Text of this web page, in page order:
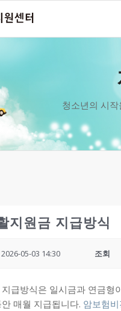
청소년의 시
지원금 지급방식
2026-05-03 14:30 조회
급방식은 일시금과 연금형
매월 지급됩니다. 암보험